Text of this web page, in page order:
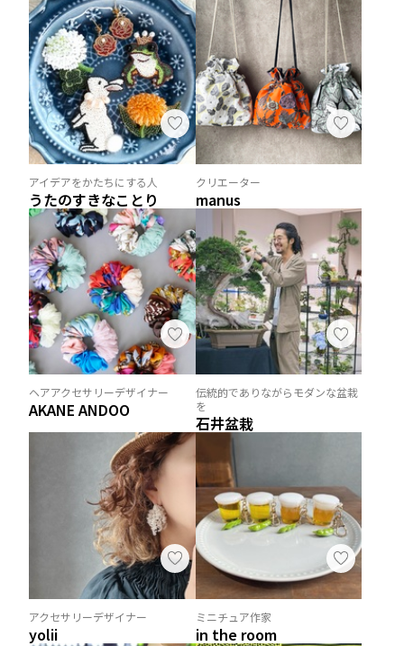
アイデアをかたちにする人
うたのすきなことり
クリエーター
manus
ヘアアクセサリーデザイナー
AKANE ANDOO
伝統的でありながらモダンな盆栽
を
石井盆栽
アクセサリーデザイナー
yolii
ミニチュア作家
in the room